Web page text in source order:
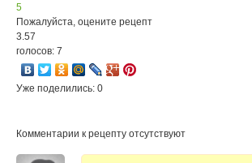
5
Пожалуйста, оцените рецепт
3.57
голосов: 7
Уже поделились: 0
Комментарии к рецепту отсутствуют